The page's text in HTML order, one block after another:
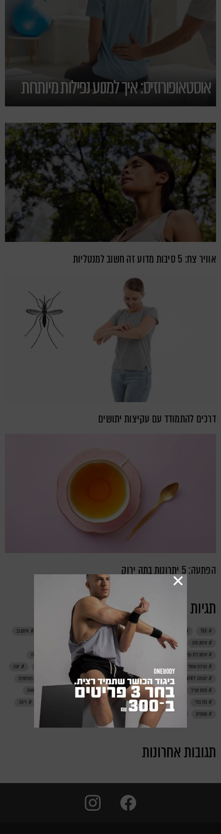
אוסטאופורוזיס: איך למנוע נפילות מיותרות
אוויר צח: 5 סיבות מדוע זה חשוב למנטליות
דרכים להתמודד עם עקיצות יתושים
הפתעה: 5 יתרונות בתה ירוק
תגיות
TRX אחרי אימון אימון אימון בטן
אימון גב
אימון חזה
אימון ידיים אימון ישבן אימון לנשים
אימון משקל גוף
אימון פלג גוף עליון
אימונים אירובי דיאטה
דנונה פרו
הורדת אחוזי שומן
חטיפי חלבון חלבון
יוגה
יטבתה PRO WHEY
ירידה במשקל לפני אימון מאמן כושר אישי
מוטיבציה באימונים
מסת שריר
משקולות מתיחות נינג'ה ישראל סטריט וורקאוט
סקוואט
פול בודי
פחמימות צ'יט מיל קורונה
ריצה
שומנים
תזונה נכונה
תגובות אחרונות
facebook
instagram